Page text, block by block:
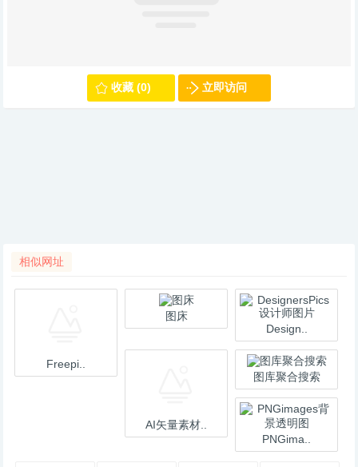
收藏 (0) 立即访问
相似网址
Freepi..
图床
Design..
AI矢量素材..
图库聚合搜索
PNGima..